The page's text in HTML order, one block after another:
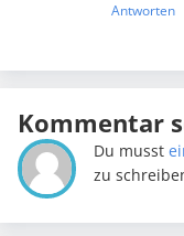
Antworten
Kommentar
Du musst
zu